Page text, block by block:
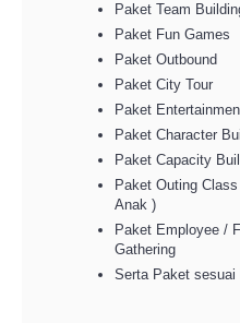
Paket Team
Paket Fun Games
Paket Outbound
Paket City Tour
Paket
Paket Character
Paket Capacity
Paket Outing
Anak )
Paket Employee /
Gathering
Serta Paket sesuai